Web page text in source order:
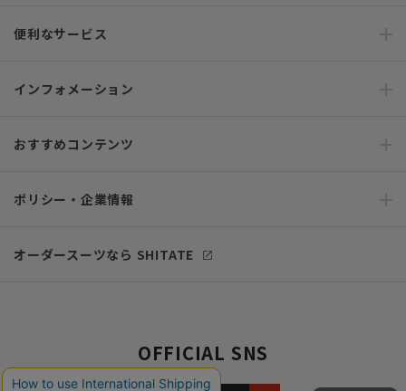
便利なサービス
インフォメーション
おすすめコンテンツ
ポリシー・企業情報
オーダースーツなら SHITATE
OFFICIAL SNS